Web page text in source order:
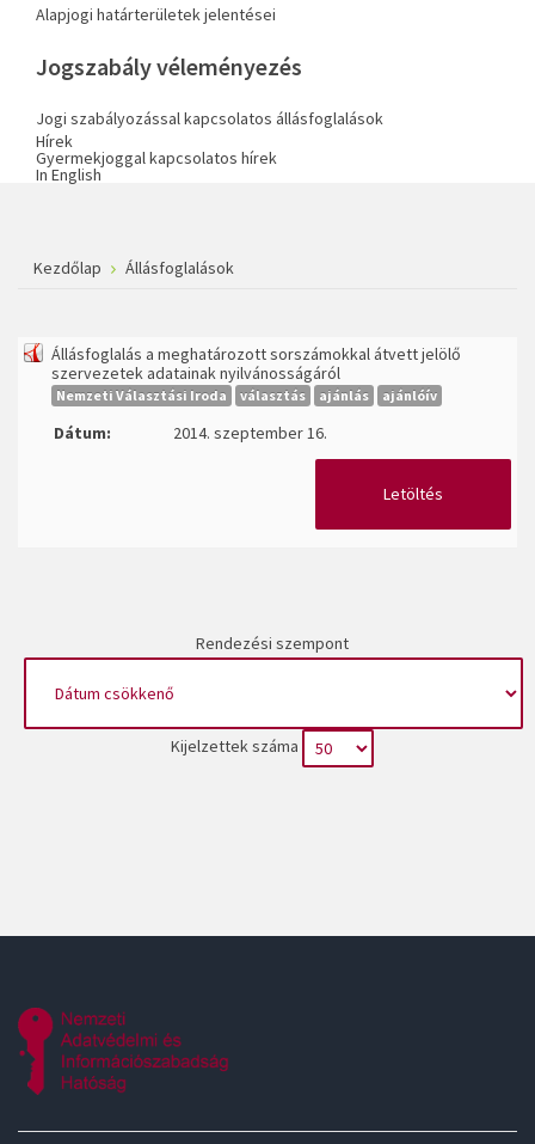
Alapjogi határterületek jelentései
Jogszabály véleményezés
Jogi szabályozással kapcsolatos állásfoglalások
Hírek
Gyermekjoggal kapcsolatos hírek
In English
Kezdőlap Állásfoglalások
Állásfoglalás a meghatározott sorszámokkal átvett jelölő
szervezetek adatainak nyilvánosságáról
Nemzeti Választási Iroda választás ajánlás ajánlóív
Dátum: 2014. szeptember 16.
Letöltés
Rendezési szempont
Kijelzettek száma